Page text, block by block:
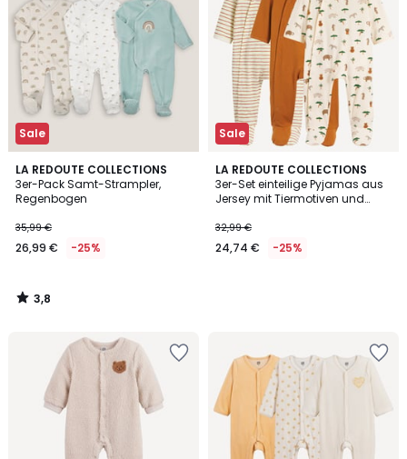
Sale
LA REDOUTE COLLECTIONS
3er-Pack Samt-Strampler,
Regenbogen
35,99 €
26,99 € -25%
3,8
/ 5
3,8
/
Sale
LA REDOUTE COLLECTIONS
3er-Set einteilige Pyjamas aus
Jersey mit Tiermotiven und
32,99 €
24,74 € -25%